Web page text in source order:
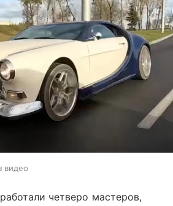
видео
четверо мастеров,